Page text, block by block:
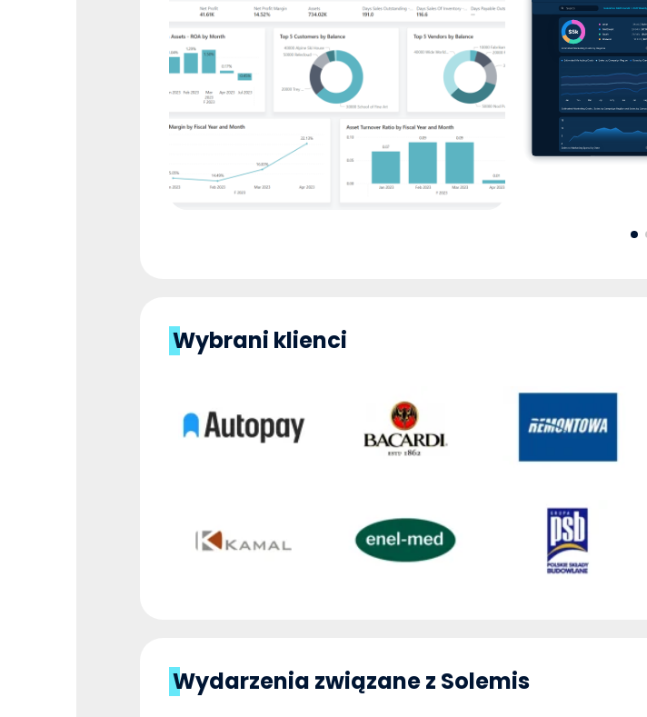
Wybrani klienci
Wydarzenia związane z Solemis